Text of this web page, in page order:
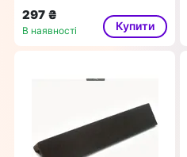
297 ₴
В наявності Купити